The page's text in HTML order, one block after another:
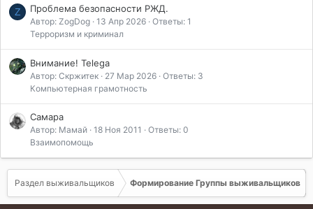
Z Проблема безопасности РЖД.
Автор: ZogDog 13 Апр 2026 Ответы: 1
Терроризм и криминал
Внимание! Telega
Автор: Скржитек 27 Мар 2026 Ответы: 3
Компьютерная грамотность
Самара
Автор: Мамай 18 Ноя 2011
Ответы: 0
Взаимопомощь
Раздел выживальщиков Формирование Группы выживальщиков